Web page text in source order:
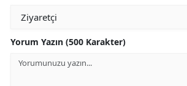
Yorum Yazın (500 Karakter)